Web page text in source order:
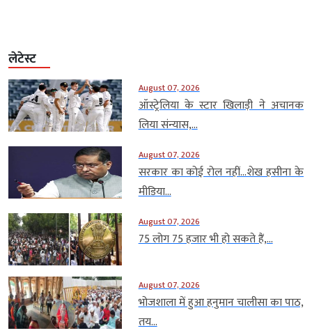
लेटेस्ट
August 07, 2026
ऑस्ट्रेलिया के स्टार खिलाड़ी ने अचानक
लिया संन्यास,...
August 07, 2026
सरकार का कोई रोल नहीं…शेख हसीना के
मीडिया...
August 07, 2026
75 लोग 75 हजार भी हो सकते हैं,...
August 07, 2026
भोजशाला में हुआ हनुमान चालीसा का पाठ,
तय...